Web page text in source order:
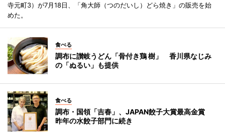
寺元町3）が7月18日、「角大師（つのだいし）どら焼き」の販売を始
めた。
食べる
調布に讃岐うどん「骨付き鶏 樹」 香川県なじみ
の「ぬるい」も提供
食べる
調布・国領「吉春」、JAPAN餃子大賞最高金賞
昨年の水餃子部門に続き